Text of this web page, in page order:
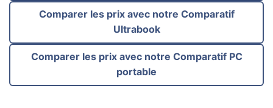
Comparer les prix avec notre Comparatif
Ultrabook
Comparer les prix avec notre Comparatif PC
portable